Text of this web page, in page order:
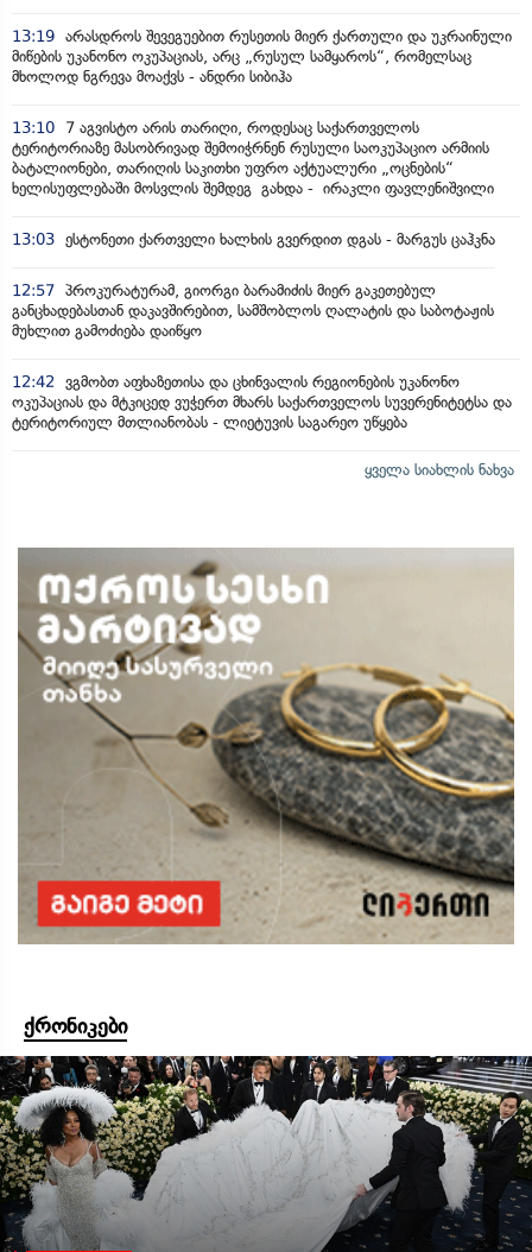
13:19 არასდროს შევეგუებით რუსეთის მიერ ქართული და უკრაინული
მიწების უკანონო ოკუპაციას, არც „რუსულ სამყაროს“, რომელსაც
მხოლოდ ნგრევა მოაქვს - ანდრი სიბიჰა
13:10
7 აგვისტო არის თარიღი, როდესაც საქართველოს
ტერიტორიაზე მასობრივად შემოიჭრნენ რუსული საოკუპაციო არმიის
ბატალიონები, თარიღის საკითხი უფრო აქტუალური „ოცნების“
ხელისუფლებაში მოსვლის შემდეგ გახდა - ირაკლი ფავლენიშვილი
13:03 ესტონეთი ქართველი ხალხის გვერდით დგას - მარგუს ცაჰკნა
12:57 პროკურატურამ, გიორგი ბარამიძის მიერ გაკეთებულ
განცხადებასთან დაკავშირებით, სამშობლოს ღალატის და საბოტაჟის
მუხლით გამოძიება დაიწყო
12:42
ვგმობთ აფხაზეთისა და ცხინვალის რეგიონების უკანონო
ოკუპაციას და მტკიცედ ვუჭერთ მხარს საქართველოს სუვერენიტეტსა და
ტერიტორიულ მთლიანობას - ლიეტუვის საგარეო უწყება
ყველა სიახლის ნახვა
ქრონიკები